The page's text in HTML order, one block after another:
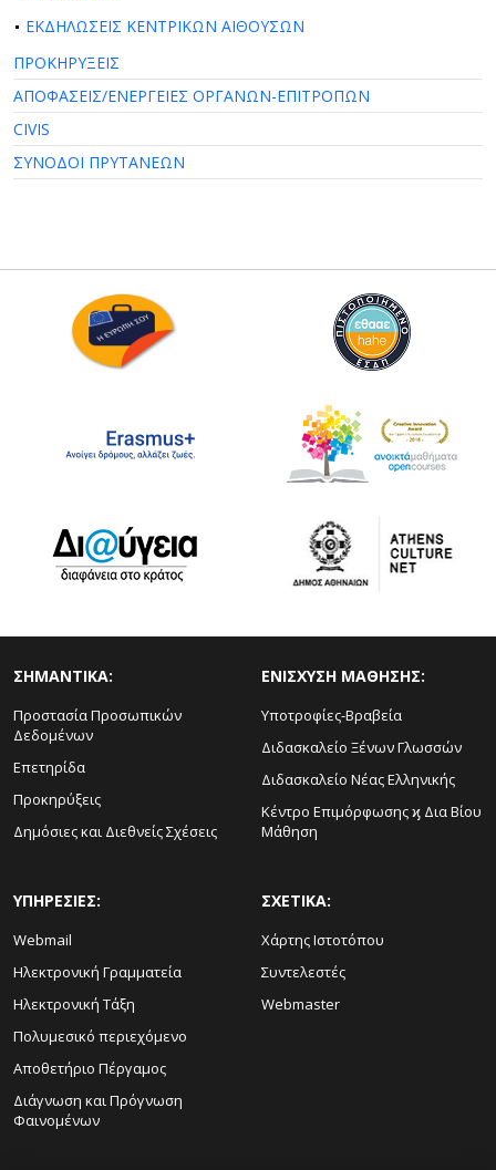
ΕΚΔΗΛΩΣΕΙΣ ΚΕΝΤΡΙΚΩΝ ΑΙΘΟΥΣΩΝ
ΠΡΟΚΗΡΥΞΕΙΣ
ΑΠΟΦΑΣΕΙΣ/ΕΝΕΡΓΕΙΕΣ ΟΡΓΑΝΩΝ-ΕΠΙΤΡΟΠΩΝ
CIVIS
ΣΥΝΟΔΟΙ ΠΡΥΤΑΝΕΩΝ
ΣΗΜΑΝΤΙΚΑ:
Προστασία Προσωπικών
Δεδομένων
Επετηρίδα
Προκηρύξεις
Δημόσιες και Διεθνείς Σχέσεις
ΕΝΙΣΧΥΣΗ ΜΑΘΗΣΗΣ:
Υποτροφίες-Βραβεία
Διδασκαλείο Ξένων Γλωσσών
Διδασκαλείο Νέας Ελληνικής
Κέντρο Επιμόρφωσης ϗ Δια Βίου
Μάθηση
ΥΠΗΡΕΣΙΕΣ:
Webmail
Ηλεκτρονική Γραμματεία
Ηλεκτρονική Τάξη
Πολυμεσικό περιεχόμενο
Αποθετήριο Πέργαμος
Διάγνωση και Πρόγνωση
Φαινομένων
ΣΧΕΤΙΚΑ:
Χάρτης Ιστοτόπου
Συντελεστές
Webmaster